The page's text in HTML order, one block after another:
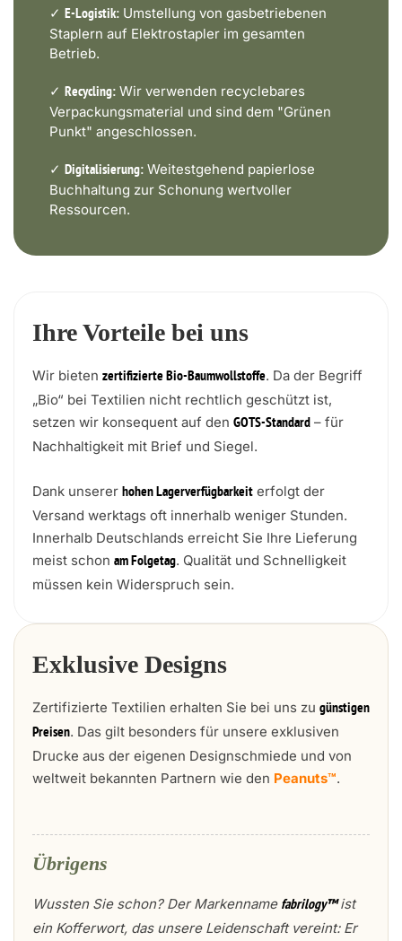
✓ E-Logistik: Umstellung von gasbetriebenen
Staplern auf Elektrostapler im gesamten
Betrieb.
✓ Recycling: Wir verwenden recyclebares
Verpackungsmaterial und sind dem "Grünen
Punkt" angeschlossen.
✓ Digitalisierung: Weitestgehend papierlose
Buchhaltung zur Schonung wertvoller
Ressourcen.
Ihre Vorteile bei uns
Wir bieten zertifizierte Bio-Baumwollstoffe. Da der Begriff
„Bio“ bei Textilien nicht rechtlich geschützt ist,
setzen wir konsequent auf den GOTS-Standard – für
Nachhaltigkeit mit Brief und Siegel.
Dank unserer hohen Lagerverfügbarkeit erfolgt der
Versand werktags oft innerhalb weniger Stunden.
Innerhalb Deutschlands erreicht Sie Ihre Lieferung
meist schon am Folgetag. Qualität und Schnelligkeit
müssen kein Widerspruch sein.
Exklusive Designs
Zertifizierte Textilien erhalten Sie bei uns zu günstigen
Preisen. Das gilt besonders für unsere exklusiven
Drucke aus der eigenen Designschmiede und von
weltweit bekannten Partnern wie den Peanuts™.
Übrigens
Wussten Sie schon? Der Markenname fabrilogy™ist
ein Kofferwort, das unsere Leidenschaft vereint: Er